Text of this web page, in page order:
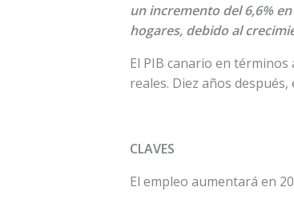
un incremento del 6,6%
hogares, debido al
El PIB canario en
reales. Diez años
CLAVES
El empleo aumentará en